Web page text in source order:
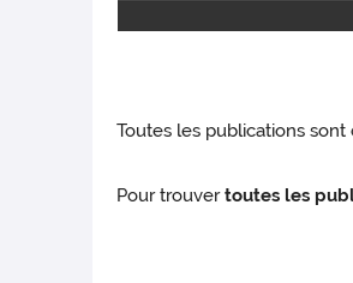
Toutes les publications
Pour trouvertoutes les